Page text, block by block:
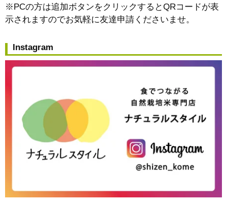
※PCの方は追加ボタンをクリックするとQRコードが表
示されますのでお気軽に友達申請くださいませ。
Instagram